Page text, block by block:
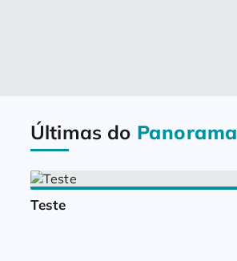
Últimas do Panorama
Teste